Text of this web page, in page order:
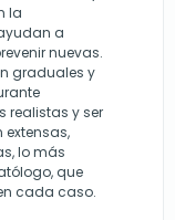
la
a
nuevas.
graduales y
realistas y ser
lo más
que
cada caso.